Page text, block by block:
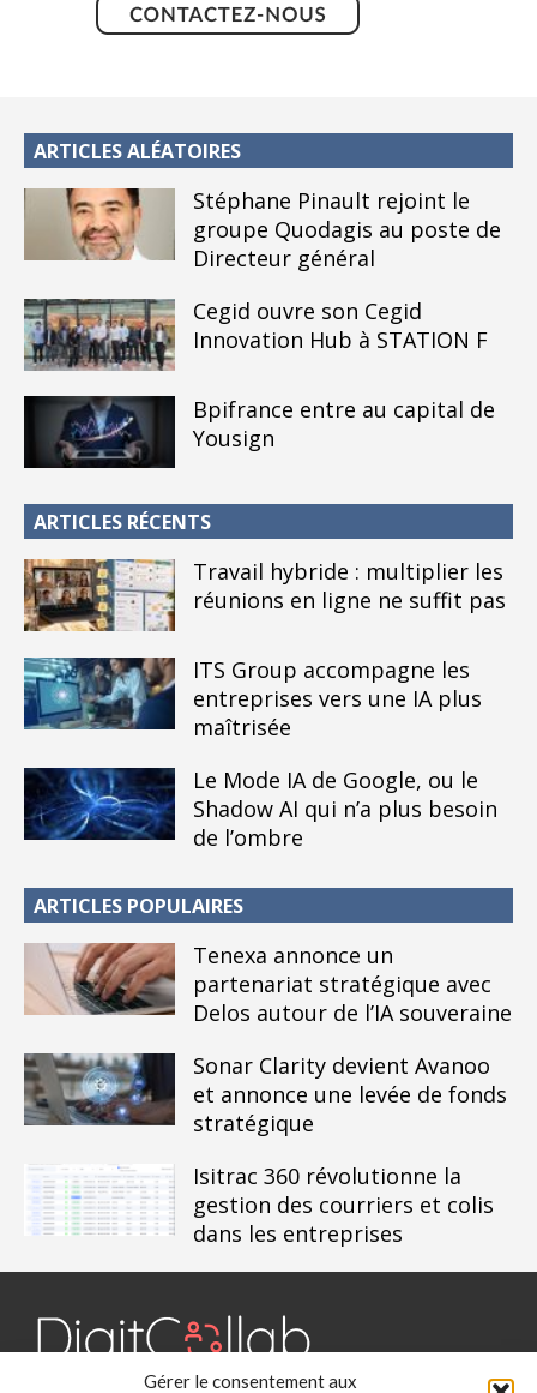
Gérer le consentement aux
ARTICLES ALÉATOIRES
Stéphane Pinault rejoint le
groupe Quodagis au poste de
Directeur général
Cegid ouvre son Cegid
Innovation Hub à STATION F
Bpifrance entre au capital de
Yousign
ARTICLES RÉCENTS
Travail hybride : multiplier les
réunions en ligne ne suffit pas
ITS Group accompagne les
entreprises vers une IA plus
maîtrisée
Le Mode IA de Google, ou le
Shadow AI qui n’a plus besoin
de l’ombre
ARTICLES POPULAIRES
Tenexa annonce un
partenariat stratégique avec
Delos autour de l’IA souveraine
Sonar Clarity devient Avanoo
et annonce une levée de fonds
stratégique
Isitrac 360 révolutionne la
gestion des courriers et colis
dans les entreprises